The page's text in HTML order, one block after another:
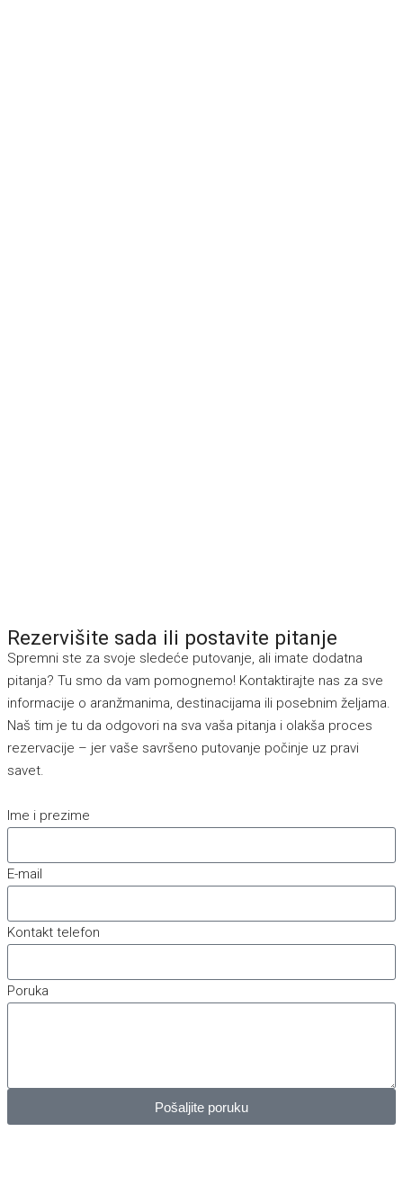
Rezervišite sada ili postavite pitanje
Spremni ste za svoje sledeće putovanje, ali imate dodatna
pitanja? Tu smo da vam pomognemo! Kontaktirajte nas za sve
informacije o aranžmanima, destinacijama ili posebnim željama.
Naš tim je tu da odgovori na sva vaša pitanja i olakša proces
rezervacije – jer vaše savršeno putovanje počinje uz pravi
savet.
Ime i prezime
E-mail
Kontakt telefon
Poruka
Pošaljite poruku